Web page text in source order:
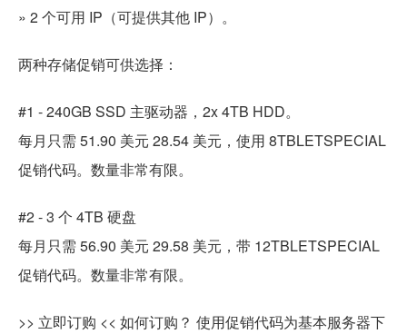
» 2 个可用 IP（可提供其他 IP）。
两种存储促销可供选择：
#1 - 240GB SSD 主驱动器，2x 4TB HDD。
每月只需 51.90 美元 28.54 美元，使用 8TBLETSPECIAL
促销代码。数量非常有限。
#2 - 3 个 4TB 硬盘
每月只需 56.90 美元 29.58 美元，带 12TBLETSPECIAL
促销代码。数量非常有限。
>> 立即订购 << 如何订购？ 使用促销代码为基本服务器下